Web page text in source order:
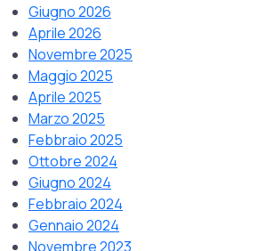
Giugno 2026
Aprile 2026
Novembre 2025
Maggio 2025
Aprile 2025
Marzo 2025
Febbraio 2025
Ottobre 2024
Giugno 2024
Febbraio 2024
Gennaio 2024
Novembre 2023